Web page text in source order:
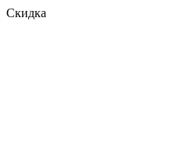
Скидка